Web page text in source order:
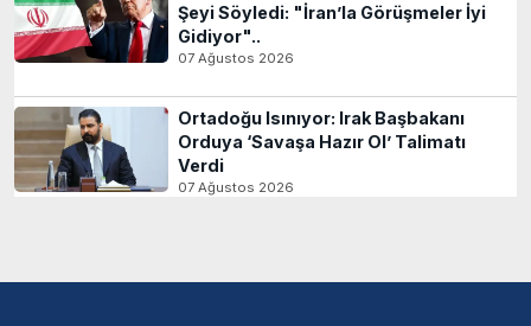
Şeyi Söyledi: "İran’la Görüşmeler İyi
Gidiyor"..
07 Ağustos 2026
Ortadoğu Isınıyor: Irak Başbakanı
Orduya ‘Savaşa Hazır Ol’ Talimatı
Verdi
07 Ağustos 2026